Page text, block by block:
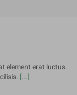
element erat luctus.
[...]